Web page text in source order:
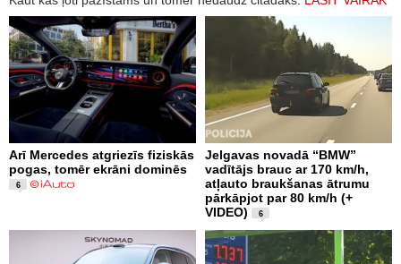
Arī Mercedes atgriezīs fiziskās
pogas, tomēr ekrāni dominēs
6
Jelgavas novadā “BMW”
vadītājs brauc ar 170 km/h,
atļauto braukšanas ātrumu
pārkāpjot par 80 km/h (+
VIDEO)
6